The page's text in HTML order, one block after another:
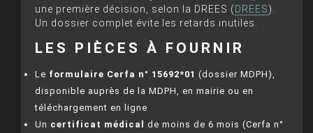
une première décision, selon la DREES ( DREES).
Un dossier complet évite les retards inutiles.
LES PIÈCES À FOURNIR
Le formulaire Cerfa n° 15692*01 (dossier MDPH),
disponible auprès de la MDPH, en mairie ou en
téléchargement en ligne
Un certificat médical
de moins de 6 mois (Cerfa n°